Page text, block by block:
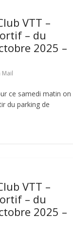
VTT –
– du
2025 –
Mail
ce samedi matin on
du parking de
VTT –
– du
2025 –